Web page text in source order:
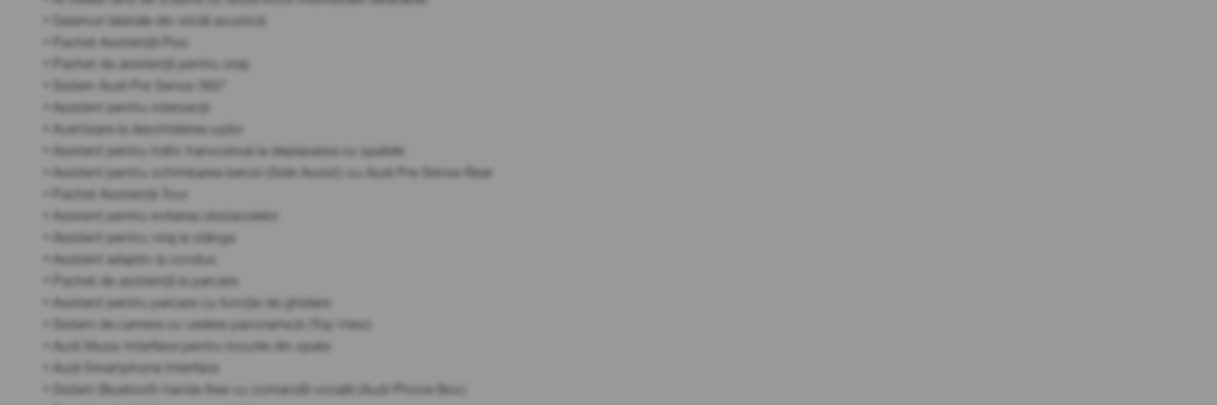
• Geamuri laterale din sticlă acustică
• Pachet Asistență Plus
• Pachet de asistență pentru oraș
• Sistem Audi Pre Sense 360°
• Asistent pentru intersecții
• Avertizare la deschiderea ușilor
• Asistent pentru trafic transversal la deplasarea cu spatele
• Asistent pentru schimbarea benzii (Side Assist) cu Audi Pre Sense Rear
• Pachet Asistență Tour
• Asistent pentru evitarea obstacolelor
• Asistent pentru viraj la stânga
• Asistent adaptiv la condus
• Pachet de asistență la parcare
• Asistent pentru parcare cu funcție de ghidare
• Sistem de camere cu vedere panoramică (Top View)
• Audi Music Interface pentru locurile din spate
• Audi Smartphone Interface
• Sistem Bluetooth hands-free cu comandă vocală (Audi Phone Box)